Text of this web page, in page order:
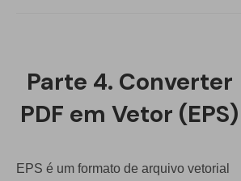
Parte 4. Converter
PDF em Vetor (EPS)
EPS é um formato de arquivo vetorial